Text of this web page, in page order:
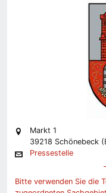
Markt 1
39218 Schönebeck
Pressestelle
Bitte verwenden Sie die